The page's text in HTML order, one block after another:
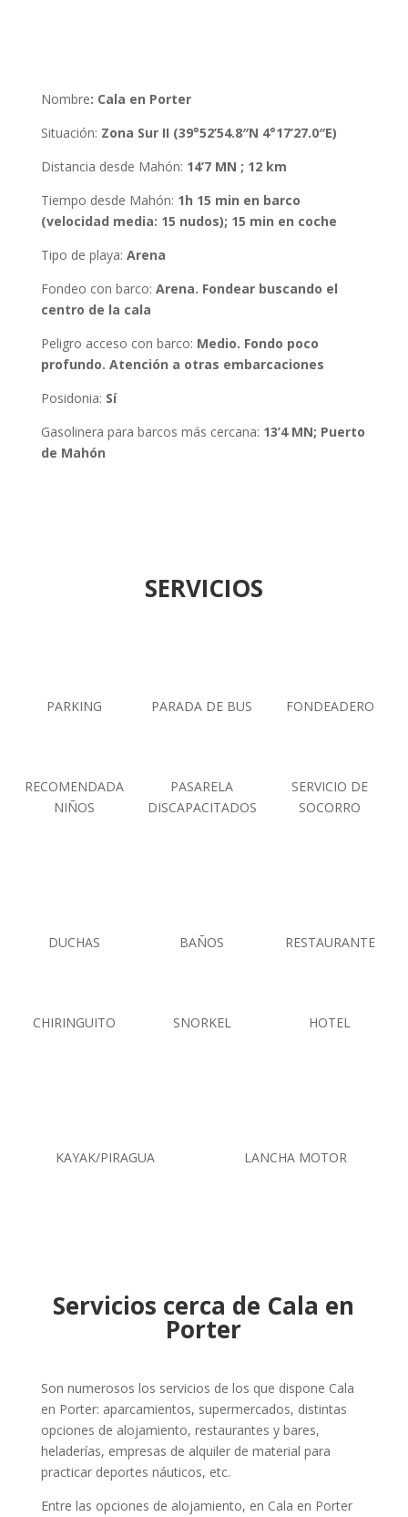
Nombre: Cala en Porter
Situación: Zona Sur II (39°52’54.8″N 4°17’27.0″E)
Distancia desde Mahón: 14’7 MN ; 12 km
Tiempo desde Mahón: 1h 15 min en barco
(velocidad media: 15 nudos); 15 min en coche
Tipo de playa: Arena
Fondeo con barco: Arena. Fondear buscando el
centro de la cala
Peligro acceso con barco: Medio. Fondo poco
profundo. Atención a otras embarcaciones
Posidonia: Sí
Gasolinera para barcos más cercana: 13’4 MN; Puerto
de Mahón
SERVICIOS
PARKING PARADA DE BUS FONDEADERO
RECOMENDADA
NIÑOS
PASARELA
DISCAPACITADOS
SERVICIO DE
SOCORRO
DUCHAS BAÑOS RESTAURANTE
CHIRINGUITO SNORKEL HOTEL
KAYAK/PIRAGUA LANCHA MOTOR
Servicios cerca de Cala en
Porter
Son numerosos los servicios de los que dispone Cala
en Porter: aparcamientos, supermercados, distintas
opciones de alojamiento, restaurantes y bares,
heladerías, empresas de alquiler de material para
practicar deportes náuticos, etc.
Entre las opciones de alojamiento, en Cala en Porter